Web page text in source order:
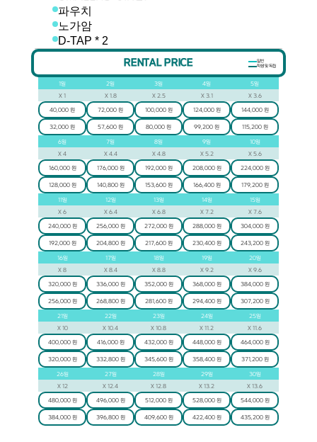
파우치
노가암
D-TAP * 2
RENTAL PRICE
일반
학생 및 독립
1일
X 1
2일
X 1.8
3일
X 2.5
4일
X 3.1
5일
X 3.6
40,000 원 72,000 원 100,000 원 124,000 원 144,000 원
32,000 원 57,600 원 80,000 원 99,200 원 115,200 원
6일
X 4
7일
X 4.4
8일
X 4.8
9일
X 5.2
10일
X 5.6
160,000 원 176,000 원 192,000 원 208,000 원 224,000 원
128,000 원 140,800 원 153,600 원 166,400 원 179,200 원
11일
X 6
12일
X 6.4
13일
X 6.8
14일
X 7.2
15일
X 7.6
240,000 원 256,000 원 272,000 원 288,000 원 304,000 원
192,000 원 204,800 원 217,600 원 230,400 원 243,200 원
16일
X 8
17일
X 8.4
18일
X 8.8
19일
X 9.2
20일
X 9.6
320,000 원 336,000 원 352,000 원 368,000 원 384,000 원
256,000 원 268,800 원 281,600 원 294,400 원 307,200 원
21일
X 10
22일
X 10.4
23일
X 10.8
24일
X 11.2
25일
X 11.6
400,000 원 416,000 원 432,000 원 448,000 원 464,000 원
320,000 원 332,800 원 345,600 원 358,400 원 371,200 원
26일
X 12
27일
X 12.4
28일
X 12.8
29일
X 13.2
30일
X 13.6
480,000 원 496,000 원 512,000 원 528,000 원 544,000 원
384,000 원 396,800 원 409,600 원 422,400 원 435,200 원